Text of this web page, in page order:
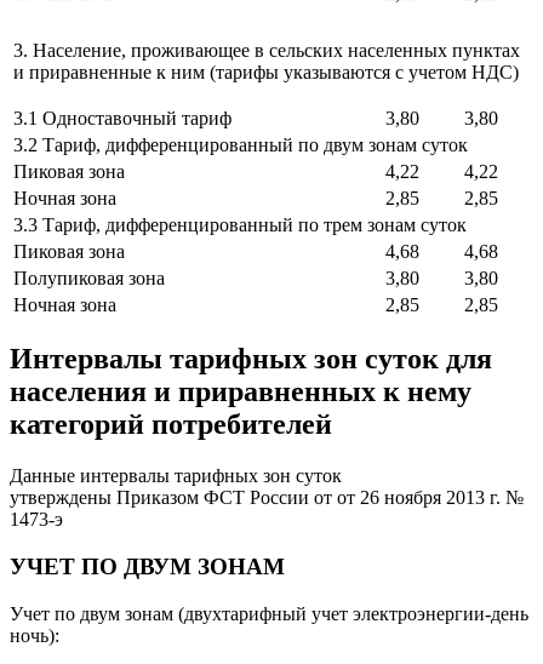
3. Население, проживающее в сельских населенных пунктах
и приравненные к ним (тарифы указываются с учетом НДС)
3.1 Одноставочный тариф 3,80
3,80
3.2 Тариф, дифференцированный по двум зонам суток
Пиковая зона
4,22
4,22
Ночная зона
2,85
2,85
3.3 Тариф, дифференцированный по трем зонам суток
Пиковая зона
4,68
4,68
Полупиковая зона
3,80
3,80
Ночная зона
2,85 2,85
Интервалы тарифных зон суток для
населения и приравненных к нему
категорий потребителей
Данные интервалы тарифных зон суток
утверждены Приказом ФСТ России от от 26 ноября 2013 г. №
1473-э
УЧЕТ ПО ДВУМ ЗОНАМ
Учет по двум зонам (двухтарифный учет электроэнергии-день
ночь):